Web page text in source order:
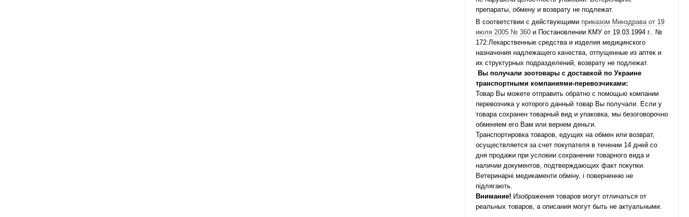
препараты, обмену и возврату не подлежат.
В соответствии с действующими приказом Минздрава от 19
июля 2005 № 360и Постановлении КМУ от 19.03.1994 г.. №
172:Лекарственные средства и изделия медицинского
назначения надлежащего качества, отпущенные из аптек и
их структурных подразделений, возврату не подлежат.
Вы получали зоотовары с доставкой по Украине
транспортными компаниями-перевозчиками:
Товар Вы можете отправить обратно с помощью компании
перевозчика у которого данный товар Вы получали. Если у
товара сохранен товарный вид и упаковка, мы безоговорочно
обменяем его Вам или вернем деньги.
Транспортировка товаров, едущих на обмен или возврат,
осуществляется за счет покупателя в течении 14 дней со
дня продажи при условии сохранении товарного вида и
наличии документов, подтверждающих факт покупки.
Ветеринарні медикаменти обміну, і поверненню не
підлягають.
Внимание! Изображения товаров могут отличаться от
реальных товаров, а описания могут быть не актуальными.